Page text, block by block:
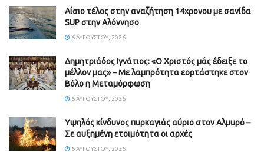
Αίσιο τέλος στην αναζήτηση 14χρονου με σανίδα
SUP στην Αλόννησο
6 ΑΥΓΟΎΣΤΟΥ, 2026
Δημητριάδος Ιγνάτιος: «Ο Χριστός μάς έδειξε το
μέλλον μας» – Με λαμπρότητα εορτάστηκε στον
Βόλο η Μεταμόρφωση
6 ΑΥΓΟΎΣΤΟΥ, 2026
Υψηλός κίνδυνος πυρκαγιάς αύριο στον Αλμυρό –
Σε αυξημένη ετοιμότητα οι αρχές
6 ΑΥΓΟΎΣΤΟΥ, 2026